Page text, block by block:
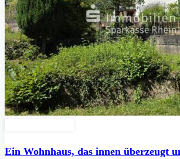
Ein Wohnhaus, das innen überzeugt